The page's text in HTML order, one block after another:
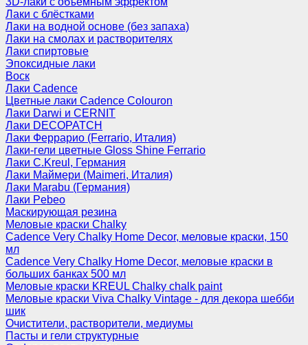
Лаки с блёстками
Лаки на водной основе (без запаха)
Лаки на смолах и растворителях
Лаки спиртовые
Эпоксидные лаки
Воск
Лаки Cadence
Цветные лаки Cadence Colouron
Лаки Darwi и CERNIT
Лаки DECOPATCH
Лаки Феррарио (Ferrario, Италия)
Лаки-гели цветные Gloss Shine Ferrario
Лаки C.Kreul, Германия
Лаки Маймери (Maimeri, Италия)
Лаки Marabu (Германия)
Лаки Pebeo
Маскирующая резина
Меловые краски Chalky
Cadence Very Chalky Home Decor, меловые краски, 150
мл
Cadence Very Chalky Home Decor, меловые краски в
больших банках 500 мл
Меловые краски KREUL Chalky chalk paint
Меловые краски Viva Chalky Vintage - для декора шебби
шик
Очистители, растворители, медиумы
Пасты и гели структурные